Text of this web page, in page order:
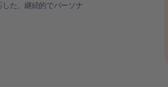
た、継続的でパーソナ